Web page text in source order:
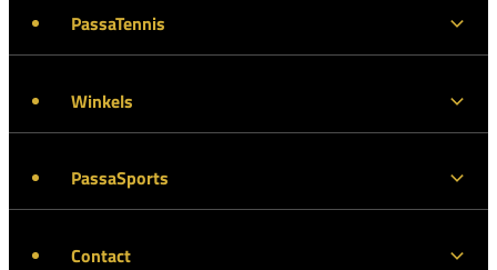
PassaTennis
Winkels
PassaSports
Contact